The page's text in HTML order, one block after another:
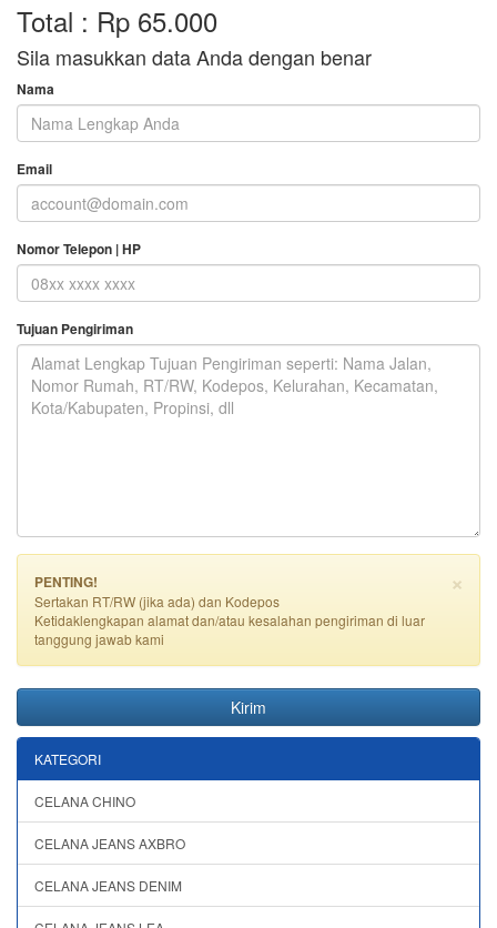
Total : Rp 65.000
Sila masukkan data Anda dengan benar
Nama
Email
Nomor Telepon | HP
Tujuan Pengiriman
×
PENTING!
Sertakan RT/RW (jika ada) dan Kodepos
Ketidaklengkapan alamat dan/atau kesalahan pengiriman di luar
tanggung jawab kami
Kirim
KATEGORI
CELANA CHINO
CELANA JEANS AXBRO
CELANA JEANS DENIM